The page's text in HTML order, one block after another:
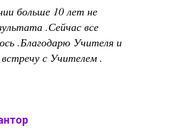
больше 10 лет не
.Сейчас все
.Благодарю Учителя и
с Учителем .